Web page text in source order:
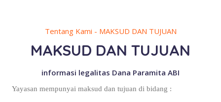
Tentang Kami - MAKSUD DAN TUJUAN
MAKSUD DAN TUJUAN
informasi legalitas Dana Paramita ABI
Yayasan mempunyai maksud dan tujuan di bidang :